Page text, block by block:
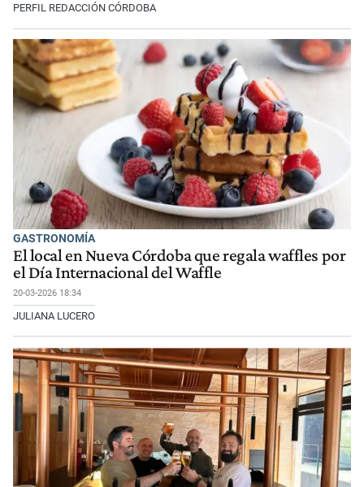
PERFIL REDACCIÓN CÓRDOBA
GASTRONOMÍA
El local en Nueva Córdoba que regala waffles por
el Día Internacional del Waffle
20-03-2026 18:34
JULIANA LUCERO